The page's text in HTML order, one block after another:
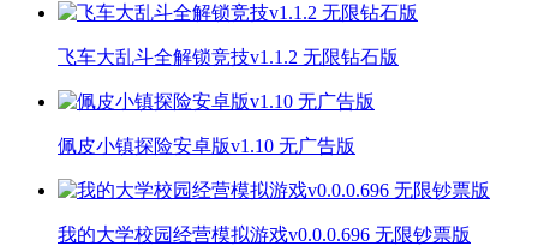
飞车大乱斗全解锁竞技v1.1.2 无限钻石版
佩皮小镇探险安卓版v1.10 无广告版
我的大学校园经营模拟游戏v0.0.0.696 无限钞票版